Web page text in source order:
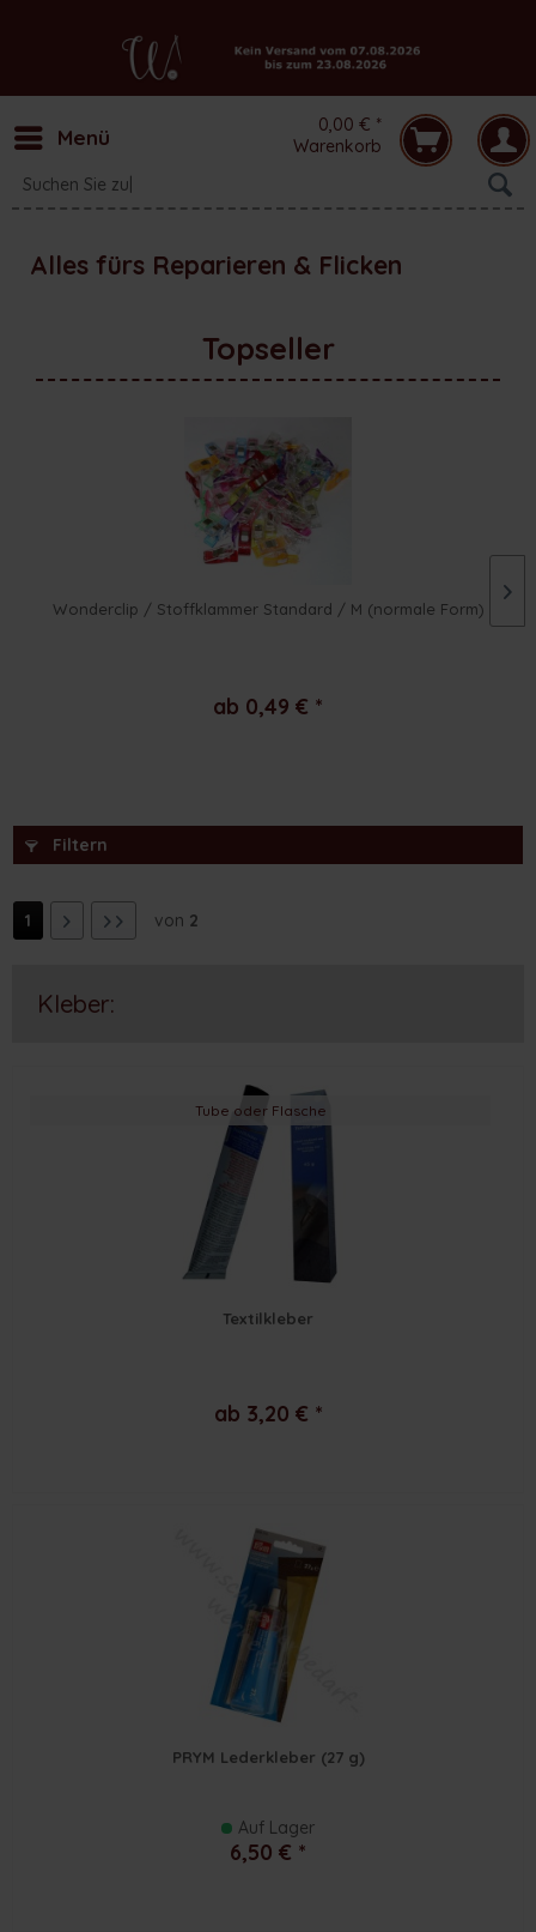
Menü
0,00 € *
Warenkorb
Alles fürs Reparieren & Flicken
Topseller
Wonderclip / Stoffklammer Standard / M (normale Form)
ab 0,49 € *
Filtern
1 von 2
Kleber:
Tube oder Flasche
Textilkleber
ab 3,20 € *
PRYM Lederkleber (27 g)
Auf Lager
6,50 € *